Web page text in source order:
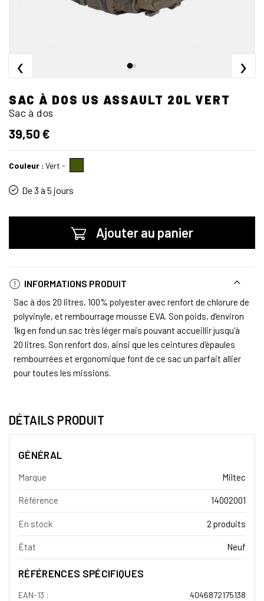
‹ ›
SAC À DOS US ASSAULT 20L VERT
Sac à dos
39,50 €
Couleur : Vert -
De 3 à 5 jours
Ajouter au panier
INFORMATIONS PRODUIT
Sac à dos 20 litres, 100% polyester avec renfort de chlorure de
polyvinyle, et rembourrage mousse EVA. Son poids, d'environ
1kg en fond un sac très léger mais pouvant accueillir jusqu'à
20 litres. Son renfort dos, ainsi que les ceintures d'épaules
rembourrées et ergonomique font de ce sac un parfait allier
pour toutes les missions.
DÉTAILS PRODUIT
GÉNÉRAL
Marque Miltec
Référence 14002001
En stock 2 produits
État Neuf
RÉFÉRENCES SPÉCIFIQUES
EAN-13 : 4046872175138